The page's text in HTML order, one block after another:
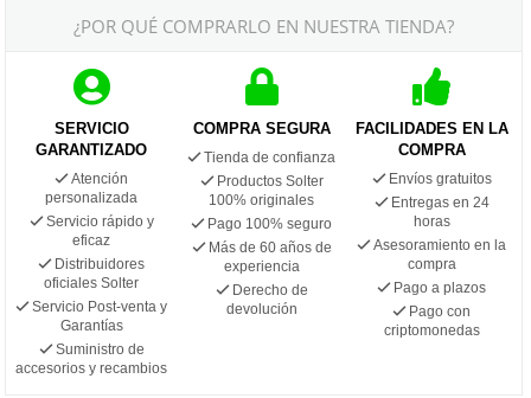
¿POR QUÉ COMPRARLO EN NUESTRA TIENDA?
SERVICIO
GARANTIZADO
Atención
personalizada
Servicio rápido y
eficaz
Distribuidores
oficiales Solter
Servicio Post-venta y
Garantías
Suministro de
accesorios y recambios
COMPRA SEGURA
Tienda de confianza
Productos Solter
100% originales
Pago 100% seguro
Más de 60 años de
experiencia
Derecho de
devolución
FACILIDADES EN LA
COMPRA
Envíos gratuitos
Entregas en 24
horas
Asesoramiento en la
compra
Pago a plazos
Pago con
criptomonedas